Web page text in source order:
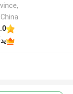
China ,الصين